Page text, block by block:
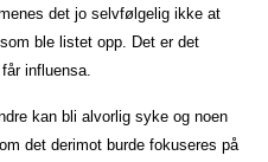
det jo selvfølgelig ikke at
ble listet opp. Det er det
influensa.
kan bli alvorlig syke og noen
det derimot burde fokuseres på